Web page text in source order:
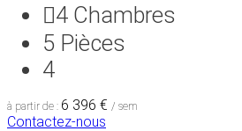
4 Chambres
5 Pièces
4
à partir de : 6 396 € / sem
Contactez-nous